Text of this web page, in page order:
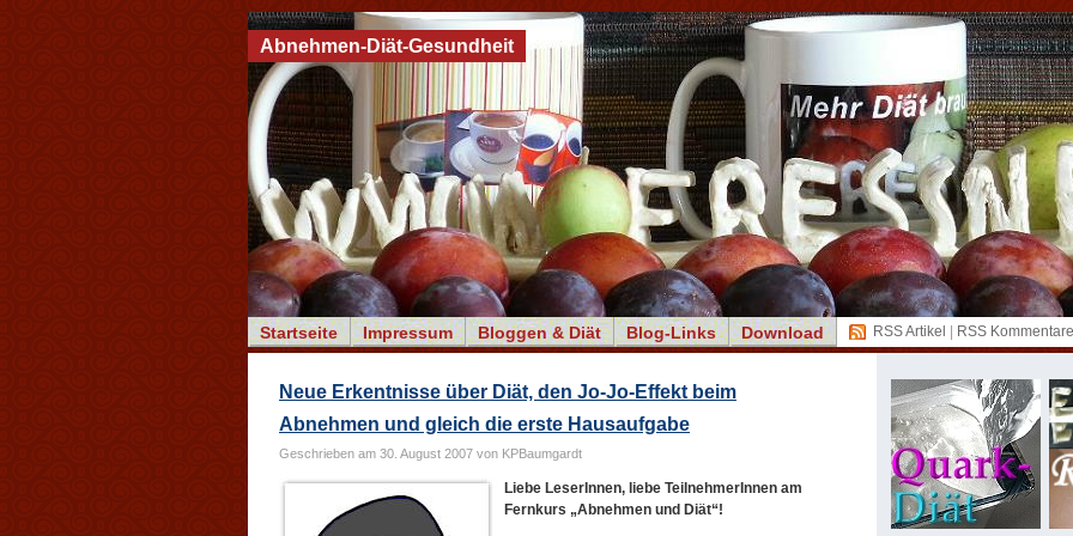
Startseite Impressum Bloggen & Diät Blog-Links Download RSS Artikel RSS Kommentare
Abnehmen-Diät-Gesundheit
Neue Erkentnisse über Diät, den Jo-Jo-Effekt beim
Abnehmen und gleich die erste Hausaufgabe
Geschrieben am 30. August 2007 von KPBaumgardt
Liebe LeserInnen, liebe TeilnehmerInnen am
Fernkurs „Abnehmen und Diät“!